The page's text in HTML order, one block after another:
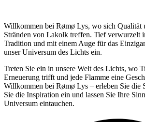
Willkommen bei Rømø Lys, wo sich Qualität
Stränden von Lakolk treffen. Tief verwurzelt
Tradition und mit einem Auge für das
unser Universum des Lichts ein.
Treten Sie ein in unsere Welt des Lichts, wo
Erneuerung trifft und jede Flamme eine
Willkommen bei Rømø Lys – erleben Sie die
Sie die Inspiration ein und lassen Sie Ihre
Universum eintauchen.